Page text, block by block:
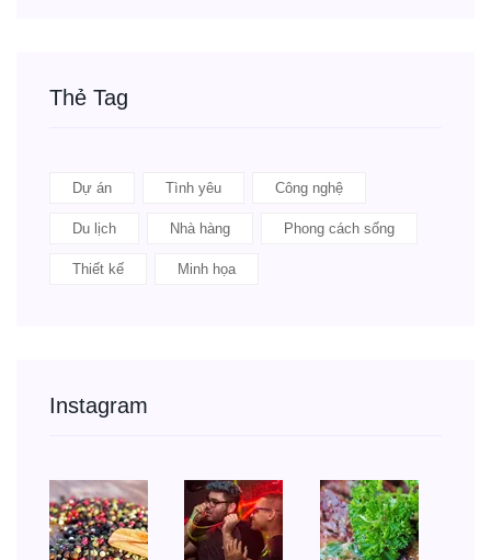
Thẻ Tag
Dự án Tình yêu Công nghệ
Du lịch Nhà hàng Phong cách sống
Thiết kế Minh họa
Instagram